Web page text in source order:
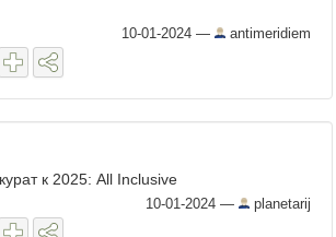
10-01-2024 — antimeridiem
к 2025: All Inclusive
10-01-2024 — planetarij